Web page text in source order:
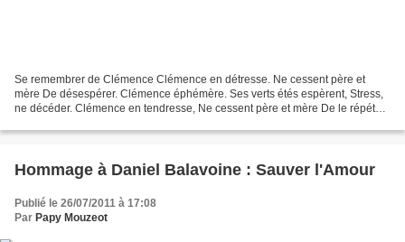
Se remembrer de Clémence Clémence en détresse. Ne cessent père et
mère De désespérer. Clémence éphémère. Ses verts étés espèrent, Stress,
ne décéder. Clémence en tendresse, Ne cessent père et mère De le répéter.
Hommage à Daniel Balavoine : Sauver l'Amour
Publié le 26/07/2011 à 17:08
Par Papy Mouzeot